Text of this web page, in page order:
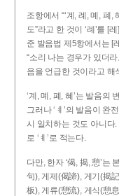
조항에서 “‘계, 례, 몌, 폐,
도”라고 한 것이 ‘례’를 [
준 발음법 제5항에서는 [
“소리 나는 경우가 있더
음을 언급한 것이라고 해
‘계, 몌, 폐, 혜’는 발음의
그러나 ‘ㅖ’의 발음이 완
시 일치하는 것도 아니다.
로 ‘ㅖ’로 적는다.
다만, 한자 ‘偈, 揭, 憩’는
句), 게제(偈諦), 게기(揭
板), 게류(憩流), 게식(憩